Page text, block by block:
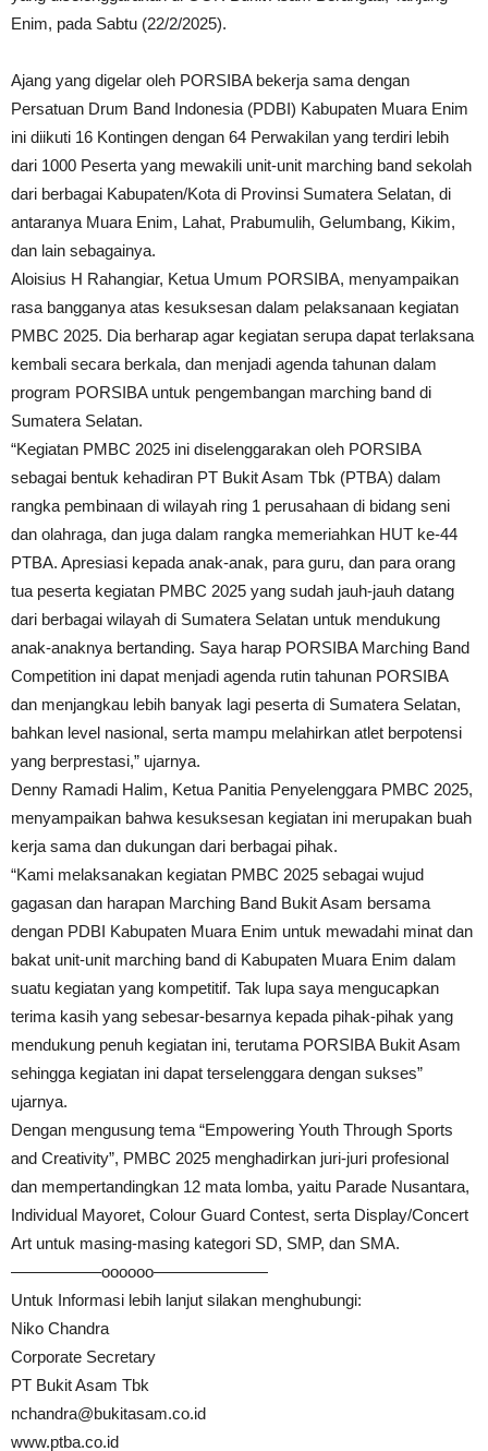
Enim, pada Sabtu (22/2/2025).
Ajang yang digelar oleh PORSIBA bekerja sama dengan
Persatuan Drum Band Indonesia (PDBI) Kabupaten Muara Enim
ini diikuti 16 Kontingen dengan 64 Perwakilan yang terdiri lebih
dari 1000 Peserta yang mewakili unit-unit marching band sekolah
dari berbagai Kabupaten/Kota di Provinsi Sumatera Selatan, di
antaranya Muara Enim, Lahat, Prabumulih, Gelumbang, Kikim,
dan lain sebagainya.
Aloisius H Rahangiar, Ketua Umum PORSIBA, menyampaikan
rasa bangganya atas kesuksesan dalam pelaksanaan kegiatan
PMBC 2025. Dia berharap agar kegiatan serupa dapat terlaksana
kembali secara berkala, dan menjadi agenda tahunan dalam
program PORSIBA untuk pengembangan marching band di
Sumatera Selatan.
“Kegiatan PMBC 2025 ini diselenggarakan oleh PORSIBA
sebagai bentuk kehadiran PT Bukit Asam Tbk (PTBA) dalam
rangka pembinaan di wilayah ring 1 perusahaan di bidang seni
dan olahraga, dan juga dalam rangka memeriahkan HUT ke-44
PTBA. Apresiasi kepada anak-anak, para guru, dan para orang
tua peserta kegiatan PMBC 2025 yang sudah jauh-jauh datang
dari berbagai wilayah di Sumatera Selatan untuk mendukung
anak-anaknya bertanding. Saya harap PORSIBA Marching Band
Competition ini dapat menjadi agenda rutin tahunan PORSIBA
dan menjangkau lebih banyak lagi peserta di Sumatera Selatan,
bahkan level nasional, serta mampu melahirkan atlet berpotensi
yang berprestasi,” ujarnya.
Denny Ramadi Halim, Ketua Panitia Penyelenggara PMBC 2025,
menyampaikan bahwa kesuksesan kegiatan ini merupakan buah
kerja sama dan dukungan dari berbagai pihak.
“Kami melaksanakan kegiatan PMBC 2025 sebagai wujud
gagasan dan harapan Marching Band Bukit Asam bersama
dengan PDBI Kabupaten Muara Enim untuk mewadahi minat dan
bakat unit-unit marching band di Kabupaten Muara Enim dalam
suatu kegiatan yang kompetitif. Tak lupa saya mengucapkan
terima kasih yang sebesar-besarnya kepada pihak-pihak yang
mendukung penuh kegiatan ini, terutama PORSIBA Bukit Asam
sehingga kegiatan ini dapat terselenggara dengan sukses”
ujarnya.
Dengan mengusung tema “Empowering Youth Through Sports
and Creativity”, PMBC 2025 menghadirkan juri-juri profesional
dan mempertandingkan 12 mata lomba, yaitu Parade Nusantara,
Individual Mayoret, Colour Guard Contest, serta Display/Concert
Art untuk masing-masing kategori SD, SMP, dan SMA.
—————–oooooo———————
Untuk Informasi lebih lanjut silakan menghubungi:
Niko Chandra
Corporate Secretary
PT Bukit Asam Tbk
nchandra@bukitasam.co.id
www.ptba.co.id